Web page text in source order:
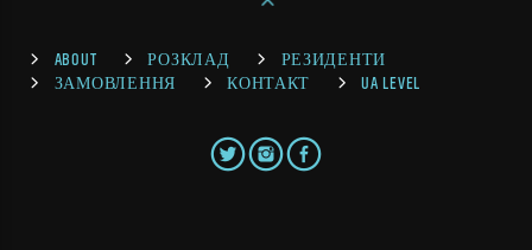
ABOUT РОЗКЛАД
РЕЗИДЕНТИ
ЗАМОВЛЕННЯ
КОНТАКТ UA LEVEL